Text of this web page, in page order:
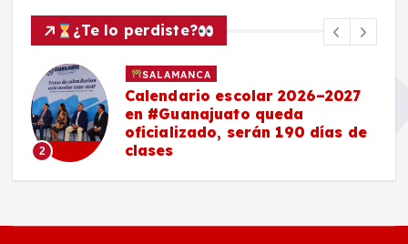
¿Te lo perdiste?
2
SALAMANCA
Calendario escolar 2026–2027
en #Guanajuato queda
oficializado, serán 190 días de
clases